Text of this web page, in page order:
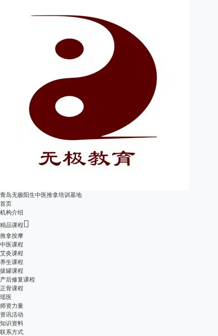
青岛无极阳生中医推拿培训基地
首页
机构介绍
精品课程
推拿按摩
中医课程
艾灸课程
养生课程
拔罐课程
产后修复课程
正骨课程
瑶医
师资力量
资讯活动
知识资料
联系方式